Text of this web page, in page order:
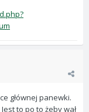
głównej panewki.
to po to żeby wał